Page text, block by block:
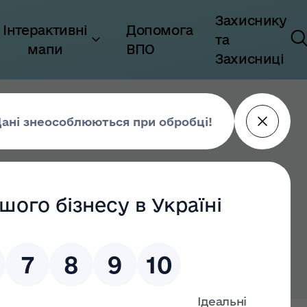
Інтерактивні
мапи
Допомога
ВПО
Захиснику
та
Захисниці